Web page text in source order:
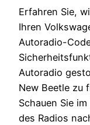
Erfahren Sie,
Ihren
Autoradio-
Autoradio
New Beetle zu
Schauen Sie
des Radios